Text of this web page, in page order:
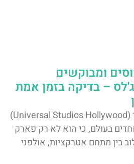
ומבוקשים
– בדיקה בזמן אמת
יוניברסל סטודיוס הוליווד (Universal Studios Hollywood)
בעולם, כי הוא לא רק פארק
בין מתחם אטרקציות, אולפני